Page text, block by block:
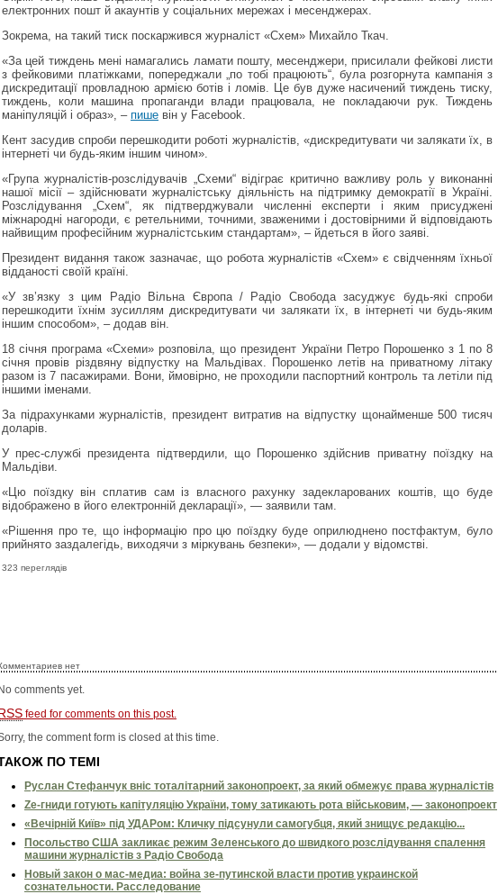
електронних пошт й акаунтів у соціальних мережах і месенджерах.
Зокрема, на такий тиск поскаржився журналіст «Схем» Михайло Ткач.
«За цей тиждень мені намагались ламати пошту, месенджери, присилали фейкові листи
з фейковими платіжками, попереджали „по тобі працюють“, була розгорнута кампанія з
дискредитації провладною армією ботів і ломів. Це був дуже насичений тиждень тиску,
тиждень, коли машина пропаганди влади працювала, не покладаючи рук. Тиждень
маніпуляцій і образ», – пише він у Facebook.
Кент засудив спроби перешкодити роботі журналістів, «дискредитувати чи залякати їх, в
інтернеті чи будь-яким іншим чином».
«Група журналістів-розслідувачів „Схеми“ відіграє критично важливу роль у виконанні
нашої місії – здійснювати журналістську діяльність на підтримку демократії в Україні.
Розслідування „Схем“, як підтверджували численні експерти і яким присуджені
міжнародні нагороди, є ретельними, точними, зваженими і достовірними й відповідають
найвищим професійним журналістським стандартам», – йдеться в його заяві.
Президент видання також зазначає, що робота журналістів «Схем» є свідченням їхньої
відданості своїй країні.
«У зв’язку з цим Радіо Вільна Європа / Радіо Свобода засуджує будь-які спроби
перешкодити їхнім зусиллям дискредитувати чи залякати їх, в інтернеті чи будь-яким
іншим способом», – додав він.
18 січня програма «Схеми» розповіла, що президент України Петро Порошенко з 1 по 8
січня провів різдвяну відпустку на Мальдівах. Порошенко летів на приватному літаку
разом із 7 пасажирами. Вони, ймовірно, не проходили паспортний контроль та летіли під
іншими іменами.
За підрахунками журналістів, президент витратив на відпустку щонайменше 500 тисяч
доларів.
У прес-службі президента підтвердили, що Порошенко здійснив приватну поїздку на
Мальдіви.
«Цю поїздку він сплатив сам із власного рахунку задекларованих коштів, що буде
відображено в його електронній декларації», — заявили там.
«Рішення про те, що інформацію про цю поїздку буде оприлюднено постфактум, було
прийнято заздалегідь, виходячи з міркувань безпеки», — додали у відомстві.
323 переглядів
нет
No comments yet.
feed for comments on this post.
the comment form is closed at this time.
ПО ТЕМІ
Руслан Стефанчук вніс тоталітарний законопроект, за який обмежує права журналістів
Ze-гниди готують капітуляцію України, тому затикають рота військовим, — законопроект
«Вечірній Київ» під УДАРом: Кличку підсунули самогубця, який знищує редакцію...
Посольство США закликає режим Зеленського до швидкого розслідування спалення
машини журналістів з Радіо Свобода
Новый закон о мас-медиа: война зе-путинской власти против украинской
сознательности. Расследование